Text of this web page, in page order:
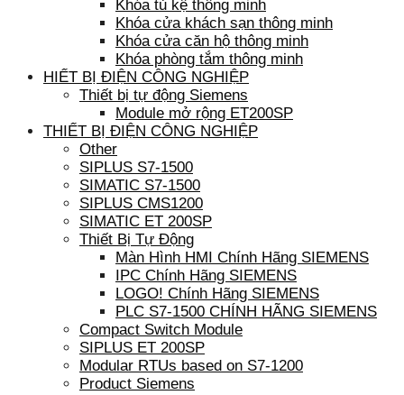
Khóa tủ kệ thông minh
Khóa cửa khách sạn thông minh
Khóa cửa căn hộ thông minh
Khóa phòng tắm thông minh
HIẾT BỊ ĐIỆN CÔNG NGHIỆP
Thiết bị tự động Siemens
Module mở rộng ET200SP
THIẾT BỊ ĐIỆN CÔNG NGHIỆP
Other
SIPLUS S7-1500
SIMATIC S7-1500
SIPLUS CMS1200
SIMATIC ET 200SP
Thiết Bị Tự Động
Màn Hình HMI Chính Hãng SIEMENS
IPC Chính Hãng SIEMENS
LOGO! Chính Hãng SIEMENS
PLC S7-1500 CHÍNH HÃNG SIEMENS
Compact Switch Module
SIPLUS ET 200SP
Modular RTUs based on S7-1200
Product Siemens